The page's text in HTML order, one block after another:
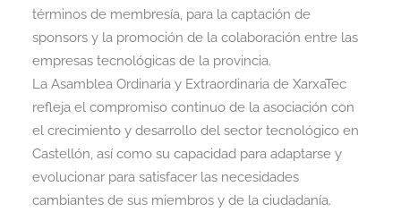
términos de membresía, para la captación de
sponsors y la promoción de la colaboración entre las
empresas tecnológicas de la provincia.
La Asamblea Ordinaria y Extraordinaria de XarxaTec
refleja el compromiso continuo de la asociación con
el crecimiento y desarrollo del sector tecnológico en
Castellón, así como su capacidad para adaptarse y
evolucionar para satisfacer las necesidades
cambiantes de sus miembros y de la ciudadanía.